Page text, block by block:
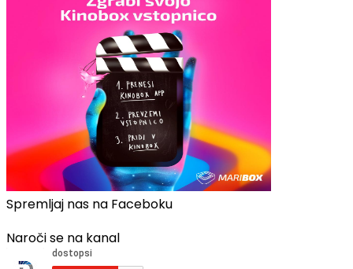
Spremljaj nas na Faceboku
Naroči se na kanal